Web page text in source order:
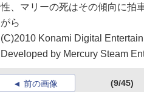
性、マリーの死はその傾向に拍
がら
(C)2010 Konami Digital
Developed by Mercury Steam
前の画像 (9/45)